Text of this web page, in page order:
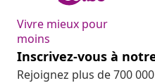
Vivre mieux pour
moins
Inscrivez-vous à
Rejoignez plus de 700